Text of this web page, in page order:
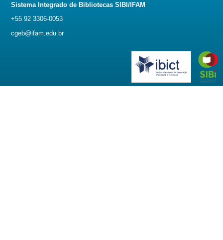
Sistema Integrado de Bibliotecas SIBI/IFAM
+55 92 3306-0053
cgeb@ifam.edu.br